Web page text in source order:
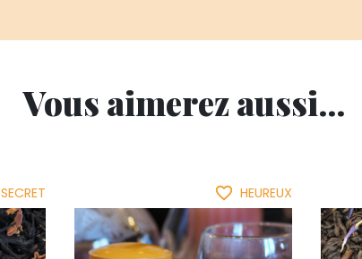
Vous aimerez aussi...
SECRET favorite_border HEUREUX